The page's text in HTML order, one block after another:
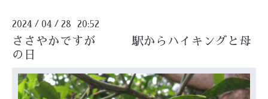
2024 / 04 / 28 20:52
ささやかですが 駅からハイキングと母
の日